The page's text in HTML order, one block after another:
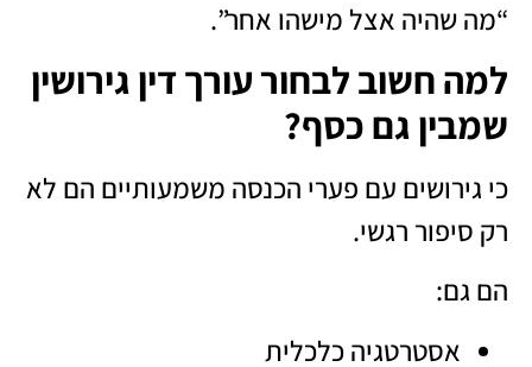
“מה שהיה אצל מישהו אחר”.
למה חשוב לבחור עורך דין גירושין
שמבין גם כסף?
כי גירושים עם פערי הכנסה משמעותיים הם לא
רק סיפור רגשי.
הם גם:
אסטרטגיה כלכלית